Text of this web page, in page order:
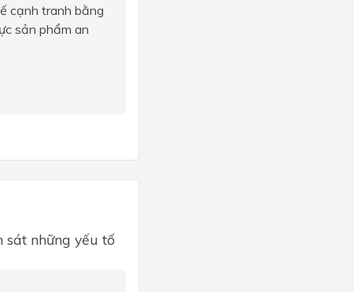
cạnh tranh bằng
sản phẩm an
sát những yếu tố